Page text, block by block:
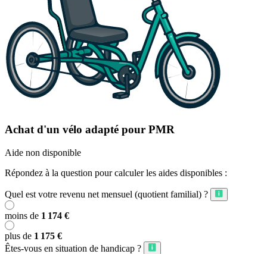
Achat d'un vélo adapté pour PMR
Aide non disponible
Répondez à la question pour calculer les aides disponibles :
Quel est votre revenu net mensuel (quotient familial) ?
moins de 1 174 €
plus de 1 175 €
Êtes-vous en situation de handicap ?